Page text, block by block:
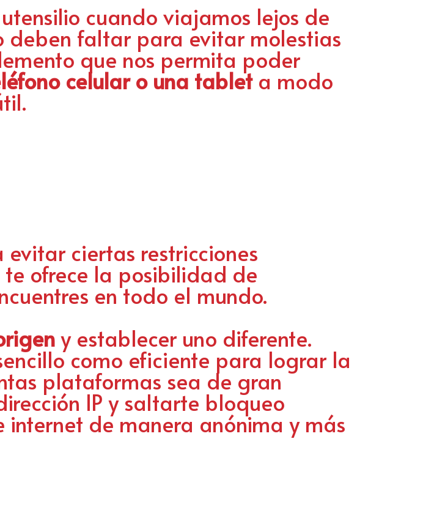
cuando viajamos lejos de
deben faltar para evitar molestias
que nos permita poder
celular o una tablet a modo
ciertas restricciones
ofrece la posibilidad de
en todo el mundo.
y establecer uno diferente.
como eficiente para lograr la
plataformas sea de gran
IP y saltarte bloqueo
de manera anónima y más